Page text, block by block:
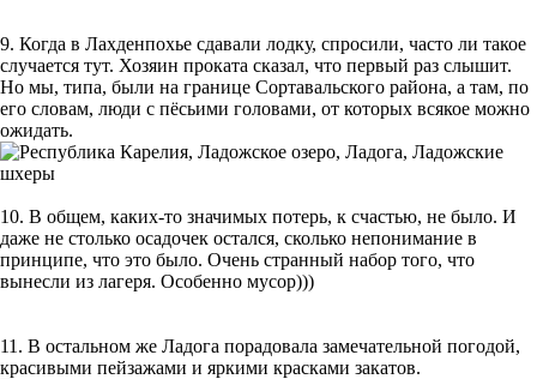
9. Когда в Лахденпохье сдавали лодку, спросили, часто ли такое
случается тут. Хозяин проката сказал, что первый раз слышит.
Но мы, типа, были на границе Сортавальского района, а там, по
его словам, люди с пёсьими головами, от которых всякое можно
ожидать.
10. В общем, каких-то значимых потерь, к счастью, не было. И
даже не столько осадочек остался, сколько непонимание в
принципе, что это было. Очень странный набор того, что
вынесли из лагеря. Особенно мусор)))
11. В остальном же Ладога порадовала замечательной погодой,
красивыми пейзажами и яркими красками закатов.